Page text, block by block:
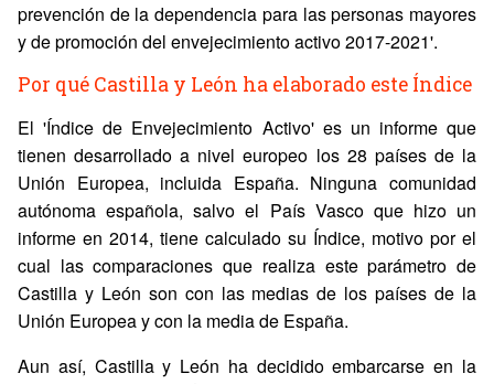
prevención de la dependencia para las personas mayores
y de promoción del envejecimiento activo 2017-2021'.
Por qué Castilla y León ha elaborado este Índice
El 'Índice de Envejecimiento Activo' es un informe que
tienen desarrollado a nivel europeo los 28 países de la
Unión Europea, incluida España. Ninguna comunidad
autónoma española, salvo el País Vasco que hizo un
informe en 2014, tiene calculado su Índice, motivo por el
cual las comparaciones que realiza este parámetro de
Castilla y León son con las medias de los países de la
Unión Europea y con la media de España.
Aun así, Castilla y León ha decidido embarcarse en la